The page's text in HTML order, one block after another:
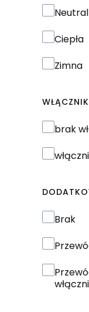
Barwa
Ciepła
Zimna
brak
Brak